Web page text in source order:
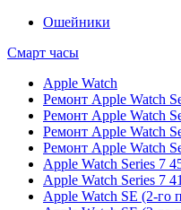
Ошейники
Смарт часы
Apple Watch
Ремонт Apple Watch
Ремонт Apple Watch
Ремонт Apple Watch
Ремонт Apple Watch
Apple Watch Series 7
Apple Watch Series 7
Apple Watch SE (2-го